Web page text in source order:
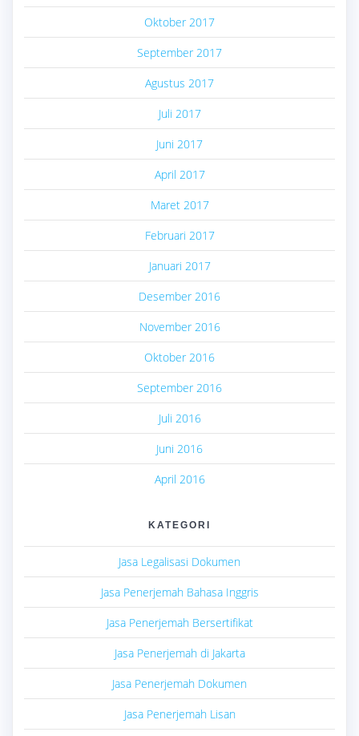
Oktober 2017
September 2017
Agustus 2017
Juli 2017
Juni 2017
April 2017
Maret 2017
Februari 2017
Januari 2017
Desember 2016
November 2016
Oktober 2016
September 2016
Juli 2016
Juni 2016
April 2016
KATEGORI
Jasa Legalisasi Dokumen
Jasa Penerjemah Bahasa Inggris
Jasa Penerjemah Bersertifikat
Jasa Penerjemah di Jakarta
Jasa Penerjemah Dokumen
Jasa Penerjemah Lisan